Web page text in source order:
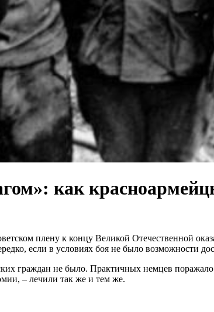
как
плену к концу Великой Отечественной
если в условиях боя не было возможности
граждан не было. Практичных немцев
– лечили так же и тем же.